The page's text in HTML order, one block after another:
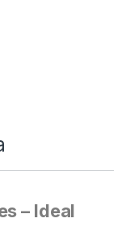
– Ideal